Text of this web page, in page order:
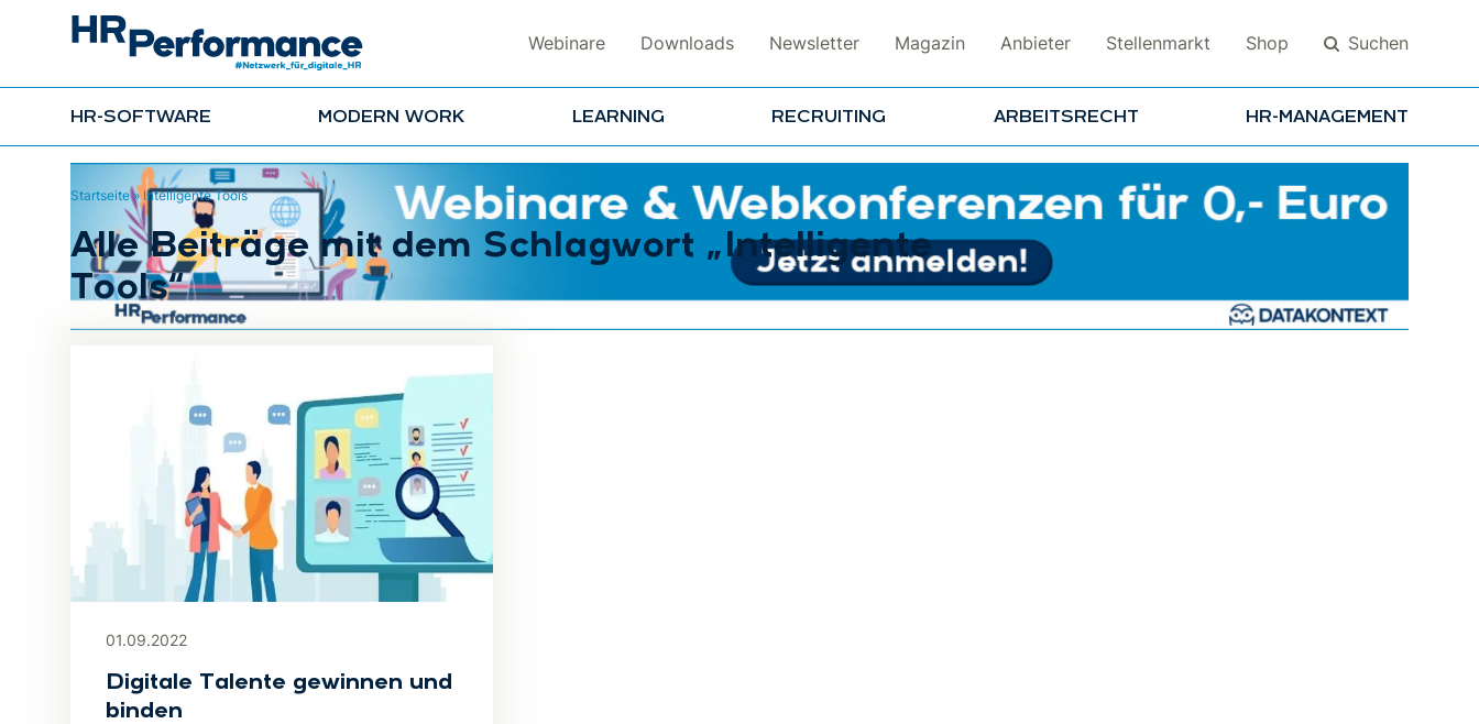
Webinare Downloads Newsletter Magazin Anbieter Stellenmarkt Shop Suchen
HR-SOFTWARE MODERN WORK LEARNING RECRUITING ARBEITSRECHT HR-MANAGEMENT
Suchen
Startseite»Intelligente Tools
Alle Beiträge mit dem Schlagwort „Intelligente
Tools“
01.09.2022
Digitale Talente gewinnen und
binden